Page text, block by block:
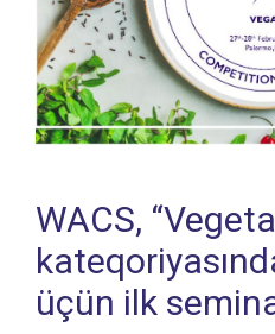
WACS,
üçün ilk